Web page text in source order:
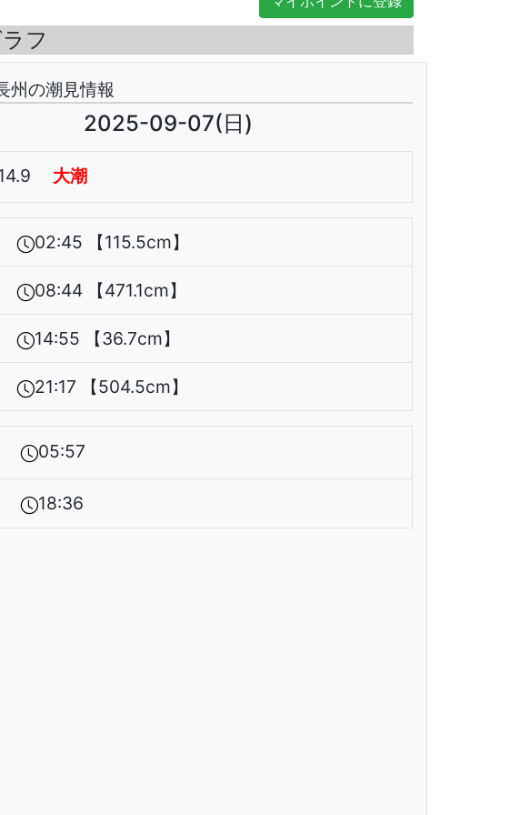
フ
州の潮見情報
2025-09-07(日)
大潮
02:45 【115.5cm】
08:44 【471.1cm】
14:55 【36.7cm】
21:17 【504.5cm】
05:57
18:36